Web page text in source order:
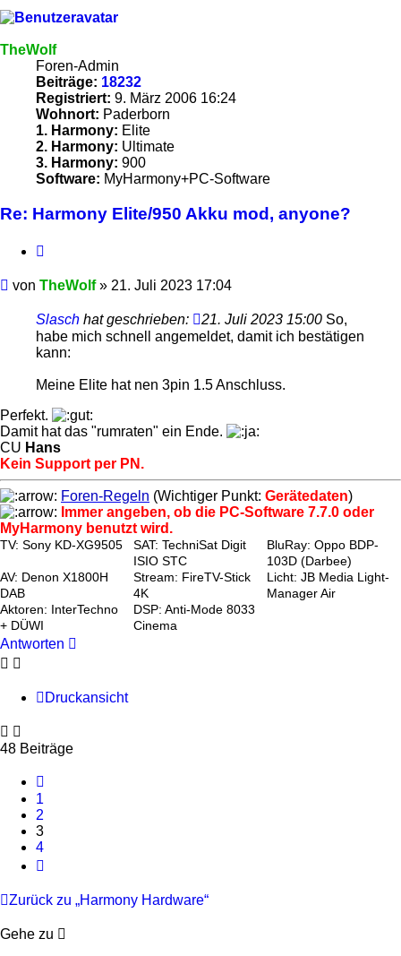
TheWolf
Foren-Admin
Beiträge: 18232
Registriert: 9. März 2006 16:24
Wohnort: Paderborn
1. Harmony: Elite
2. Harmony: Ultimate
3. Harmony: 900
Software: MyHarmony+PC-Software
Re: Harmony Elite/950 Akku mod, anyone?
Beitrag
von TheWolf» 21. Juli 2023 17:04
Slasch hat geschrieben: 21. Juli 2023 15:00 So,
habe mich schnell angemeldet, damit ich bestätigen
kann:
Meine Elite hat nen 3pin 1.5 Anschluss.
Perfekt.
Damit hat das "rumraten" ein Ende.
CU Hans
Kein Support per PN.
Foren-Regeln (Wichtiger Punkt: Gerätedaten)
Immer angeben, ob die PC-Software 7.7.0 oder
MyHarmony benutzt wird.
TV: Sony KD-XG9505
SAT: TechniSat Digit
ISIO STC
BluRay: Oppo BDP-
103D (Darbee)
AV: Denon X1800H
DAB
Stream: FireTV-Stick
4K
Licht: JB Media Light-
Manager Air
Aktoren: InterTechno
+ DÜWI
DSP: Anti-Mode 8033
Cinema
Antworten
Druckansicht
48 Beiträge
1
2
3
4
Zurück zu „Harmony Hardware“
Gehe zu